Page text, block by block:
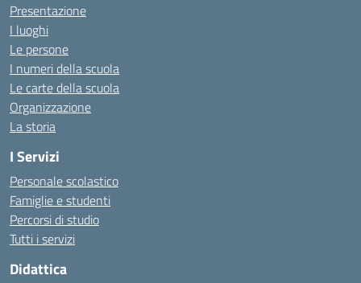
Presentazione
I luoghi
Le persone
I numeri della scuola
Le carte della scuola
Organizzazione
La storia
I Servizi
Personale scolastico
Famiglie e studenti
Percorsi di studio
Tutti i servizi
Didattica